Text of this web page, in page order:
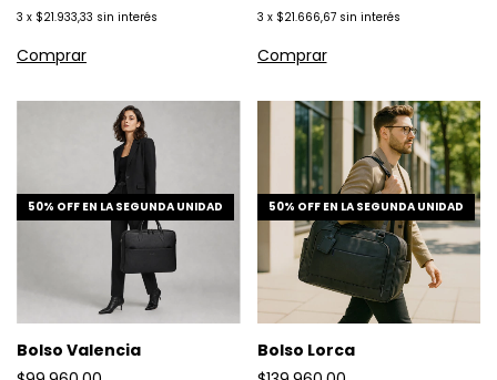
3 x $21.933,33 sin interés 3 x $21.666,67 sin interés
50% OFF EN LA SEGUNDA UNIDAD
Bolso Valencia
50% OFF EN LA SEGUNDA UNIDAD
Bolso Lorca